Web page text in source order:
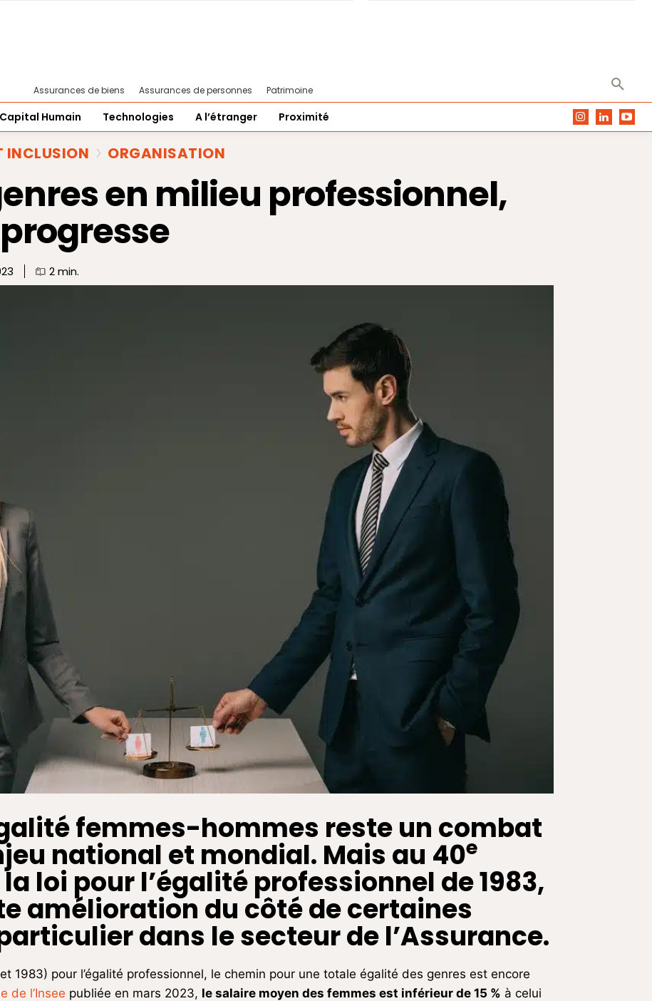
Assurances de biens Assurances de personnes Patrimoine
Capital Humain Technologies A l’étranger Proximité
INCLUSION ORGANISATION
en milieu professionnel,
2min.
femmes-hommes reste un combat
national et mondial. Mais au 40e
loi pour l’égalité professionnel de 1983,
amélioration du côté de certaines
dans le secteur de l’Assurance.
1983) pour l’égalité professionnel, le chemin pour une totale égalité des genres est encore
de l’Insee publiée en mars 2023, le salaire moyen des femmes est inférieur de 15 % à celui